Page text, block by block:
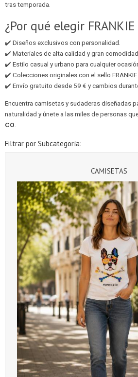
tras temporada.
¿Por qué elegir
✔️ Diseños exclusivos con personalidad.
✔️ Materiales de alta calidad y gran
✔️ Estilo casual y urbano para cualquier
✔️ Colecciones originales con el sello FRANKIE
✔️ Envío gratuito desde 59 € y cambios
Encuentra camisetas y sudaderas diseñadas
naturalidad y únete a las miles de personas
CO
Filtrar por Subcategoría:
CAMISETAS